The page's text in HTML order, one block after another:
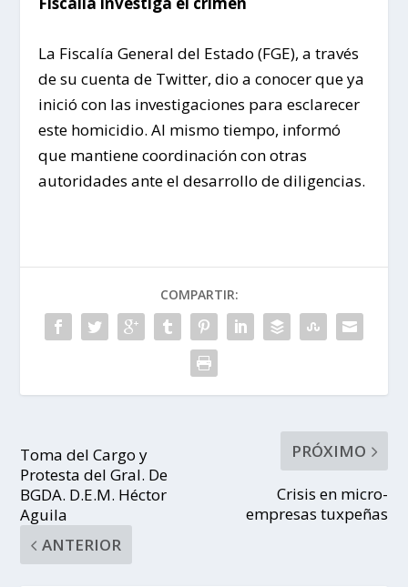
La Fiscalía General del Estado (FGE), a través
de su cuenta de Twitter, dio a conocer que ya
inició con las investigaciones para esclarecer
este homicidio. Al mismo tiempo, informó
que mantiene coordinación con otras
autoridades ante el desarrollo de diligencias.
COMPARTIR:
Toma del Cargo y
Protesta del Gral. De
BGDA. D.E.M. Héctor
Aguila
ANTERIOR
PRÓXIMO
Crisis en micro-
empresas tuxpeñas